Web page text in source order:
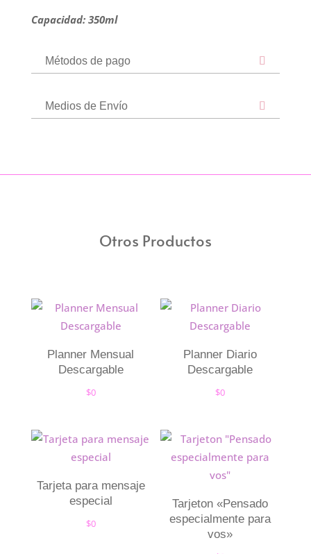
Capacidad: 350ml
Métodos de pago
Medios de Envío
Otros Productos
Planner Mensual
Descargable
$0
Planner Diario
Descargable
$0
Tarjeta para mensaje
especial
$0
Tarjeton «Pensado
especialmente para
vos»